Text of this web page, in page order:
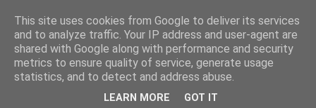
This site uses cookies from Google to deliver its services
and to analyze traffic. Your IP address and user-agent are
shared with Google along with performance and security
metrics to ensure quality of service, generate usage
statistics, and to detect and address abuse.
LEARN MORE GOT IT